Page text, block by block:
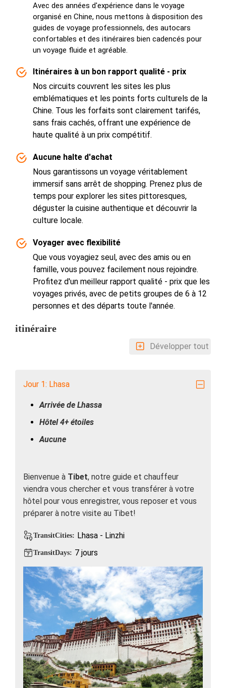
Avec des années d'expérience dans le voyage
organisé en Chine, nous mettons à disposition des
guides de voyage professionnels, des autocars
confortables et des itinéraires bien cadencés pour
un voyage fluide et agréable.
Itinéraires à un bon rapport qualité - prix
Nos circuits couvrent les sites les plus
emblématiques et les points forts culturels de la
Chine. Tous les forfaits sont clairement tarifés,
sans frais cachés, offrant une expérience de
haute qualité à un prix compétitif.
Aucune halte d'achat
Nous garantissons un voyage véritablement
immersif sans arrêt de shopping. Prenez plus de
temps pour explorer les sites pittoresques,
déguster la cuisine authentique et découvrir la
culture locale.
Voyager avec flexibilité
Que vous voyagiez seul, avec des amis ou en
famille, vous pouvez facilement nous rejoindre.
Profitez d'un meilleur rapport qualité - prix que les
voyages privés, avec de petits groupes de 6 à 12
personnes et des départs toute l'année.
itinéraire
Développer tout
Jour 1: Lhasa
Arrivée de Lhassa
Hôtel 4+ étoiles
Aucune
Bienvenue à Tibet, notre guide et chauffeur
viendra vous chercher et vous transférer à votre
hôtel pour vous enregistrer, vous reposer et vous
préparer à notre visite au Tibet!
TransitCities: Lhasa - Linzhi
TransitDays: 7 jours